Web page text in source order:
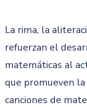
La rima, la
refuerzan el
matemáticas al
que promueven
canciones de